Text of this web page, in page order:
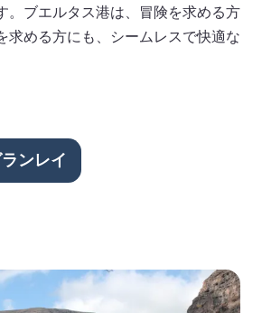
。ブエルタス港は、冒険を求める方
求める方にも、シームレスで快適な
ンレイ